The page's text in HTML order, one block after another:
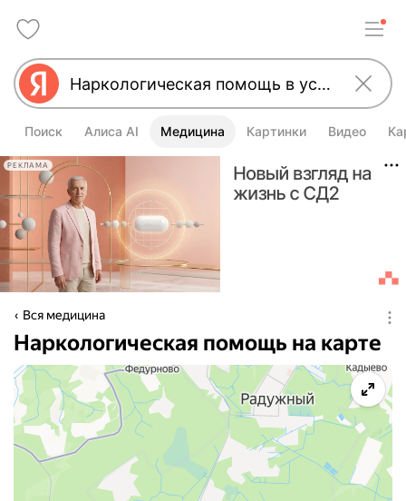
Поиск Алиса AI Медицина Картинки Видео
РЕКЛАМА
Вся медицина
Наркологическая помощь на карте